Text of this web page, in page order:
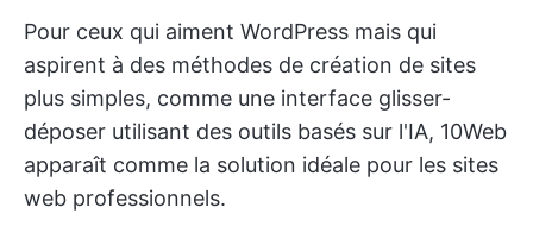
Pour ceux qui aiment WordPress mais qui
aspirent à des méthodes de création de sites
plus simples, comme une interface glisser-
déposer utilisant des outils basés sur l'IA, 10Web
apparaît comme la solution idéale pour les sites
web professionnels.